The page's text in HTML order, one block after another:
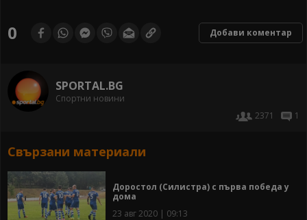
0 Добави коментар
SPORTAL.BG
Спортни новини
2371
1
Свързани материали
Доростол (Силистра) с първа победа у
дома
23 авг 2020 | 09:13